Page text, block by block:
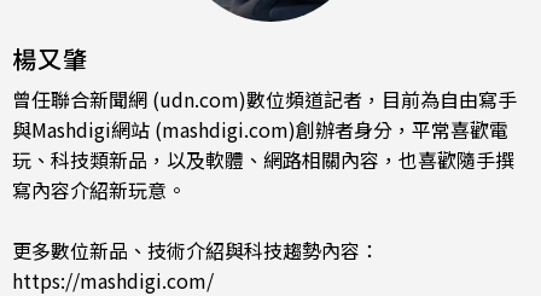
楊又肇
曾任聯合新聞網 (udn.com)數位頻道記者，目前為自由寫手
與Mashdigi網站 (mashdigi.com)創辦者身分，平常喜歡電
玩、科技類新品，以及軟體、網路相關內容，也喜歡隨手撰
寫內容介紹新玩意。
更多數位新品、技術介紹與科技趨勢內容：
https://mashdigi.com/